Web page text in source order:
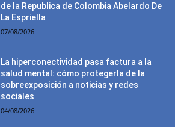
de la Republica de Colombia Abelardo De
La Espriella
07/08/2026
La hiperconectividad pasa factura a la
salud mental: cómo protegerla de la
sobreexposición a noticias y redes
sociales
04/08/2026